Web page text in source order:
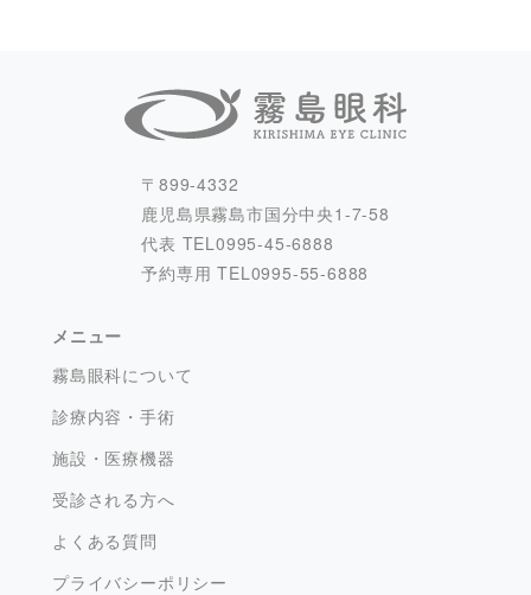
〒899-4332
鹿児島県霧島市国分中央1-7-58
代表 TEL 0995-45-6888
予約専用 TEL 0995-55-6888
メニュー
霧島眼科について
診療内容・手術
施設・医療機器
受診される方へ
よくある質問
プライバシーポリシー